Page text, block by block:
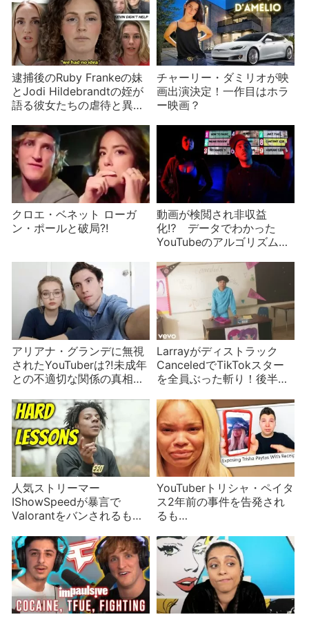
逮捕後のRuby Frankeの妹
とJodi Hildebrandtの姪が
語る彼女たちの虐待と異
チャーリー・ダミリオが映
画出演決定！一作目はホラ
ー映画？
クロエ・ベネット ローガ
ン・ポールと破局⁈
動画が検閲され非収益
化⁉︎ データでわかった
YouTubeのアルゴリズム的
アリアナ・グランデに無視
されたYouTuberは⁈未成年
との不適切な関係の真相な
Larrayがディストラック
CanceledでTikTokスター
を全員ぶった斬り！後半
人気ストリーマー
IShowSpeedが暴言で
Valorantをバンされるも、
YouTuberトリシャ・ペイタ
ス2年前の事件を告発され
るも…